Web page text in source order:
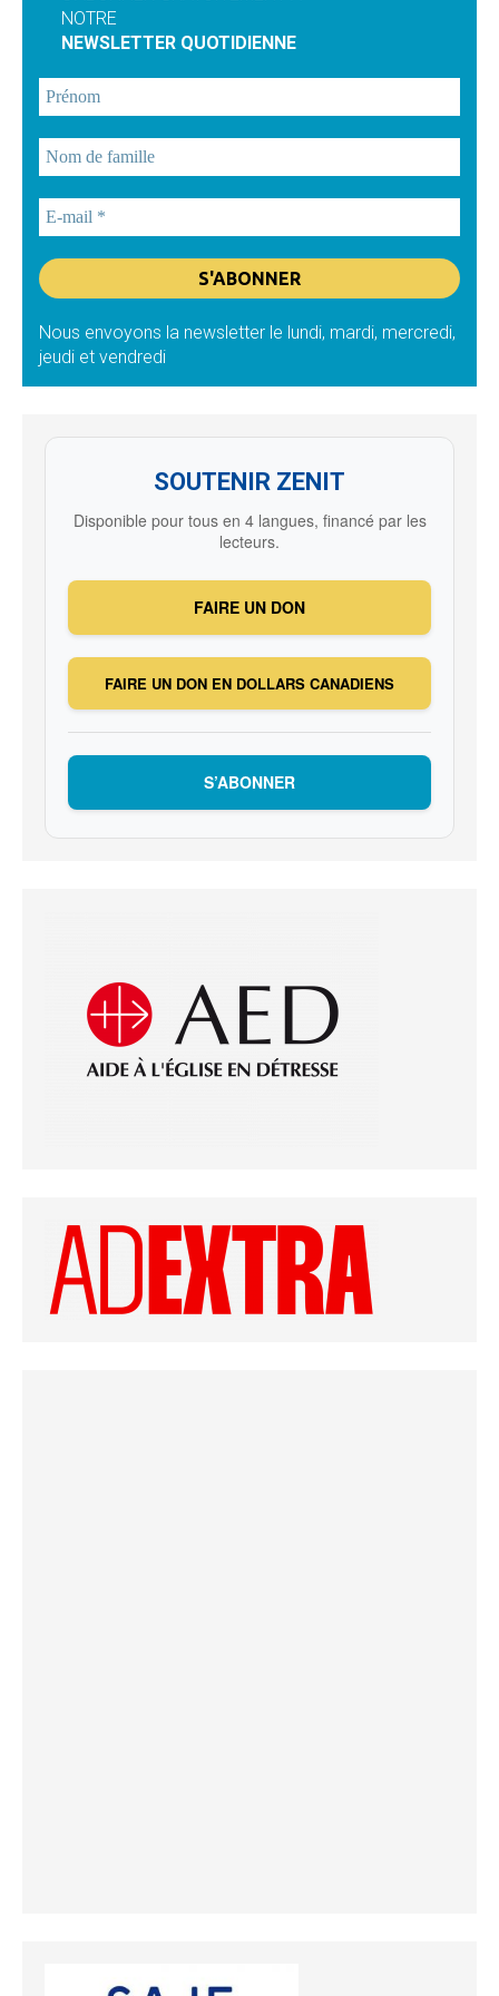
NOTRE
NEWSLETTER QUOTIDIENNE
Nous envoyons la newsletter le lundi, mardi, mercredi,
jeudi et vendredi
SOUTENIR ZENIT
Disponible pour tous en 4 langues, financé par les
lecteurs.
FAIRE UN DON
FAIRE UN DON EN DOLLARS CANADIENS
S’ABONNER